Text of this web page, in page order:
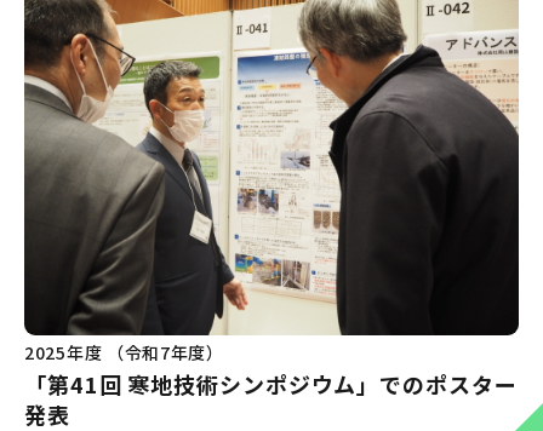
2025年度 （令和7年度）
「第41回 寒地技術シンポジウム」でのポスター
発表